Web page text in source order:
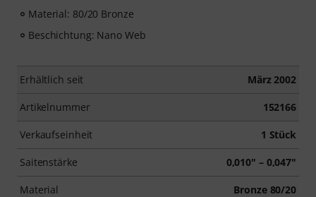
Material: 80/20 Bronze
Beschichtung: Nano Web
Erhältlich seit März 2002
Artikelnummer 152166
Verkaufseinheit 1 Stück
Saitenstärke 0,010" – 0,047"
Material Bronze 80/20